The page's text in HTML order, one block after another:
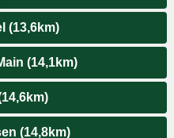
(13,6km)
(14,1km)
(14,8km)